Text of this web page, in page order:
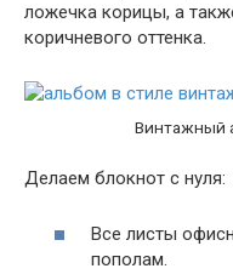
ложечка корицы, а
коричневого оттенка.
Винтажный
Делаем блокнот с нуля:
Все листы
пополам.